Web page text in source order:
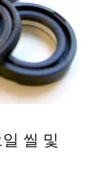
씰 및